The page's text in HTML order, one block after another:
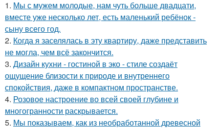
1. Мы с мужем молодые, нам чуть больше двадцати,
вместе уже несколько лет, есть маленький ребёнок -
сыну всего год.
2. Когда я заселялась в эту квартиру, даже представить
не могла, чем всё закончится.
3. Дизайн кухни - гостиной в эко - стиле создаёт
ощущение близости к природе и внутреннего
спокойствия, даже в компактном пространстве.
4. Розовое настроение во всей своей глубине и
многогранности раскрывается.
5. Мы показываем, как из необработанной древесной